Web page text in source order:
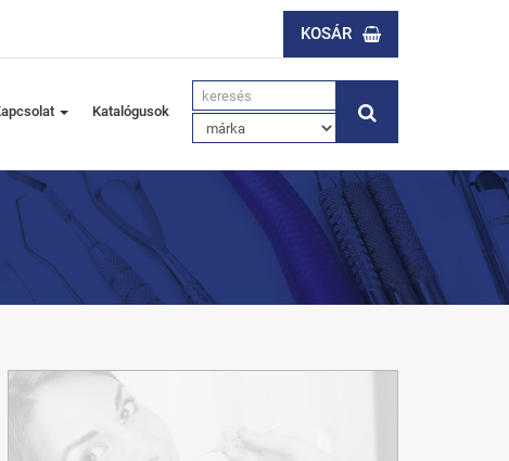
KOSÁR
Katalógusok